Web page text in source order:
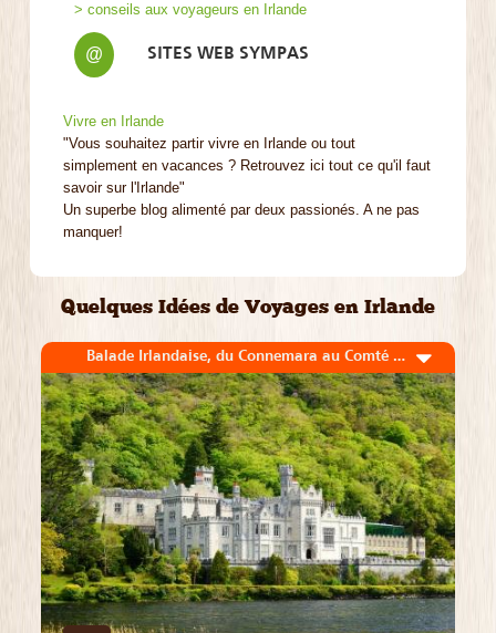
> conseils aux voyageurs en Irlande
@ SITES WEB SYMPAS
Vivre en Irlande
"Vous souhaitez partir vivre en Irlande ou tout
simplement en vacances ? Retrouvez ici tout ce qu'il faut
savoir sur l'Irlande"
Un superbe blog alimenté par deux passionés. A ne pas
manquer!
Quelques Idées de Voyages en Irlande
Balade Irlandaise, du Connemara au Comté de Kerry